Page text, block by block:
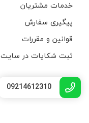
خدمات مشتریان
پیگیری سفارش
قوانین و مقررات
ثبت شکایات در سایت
09214612310